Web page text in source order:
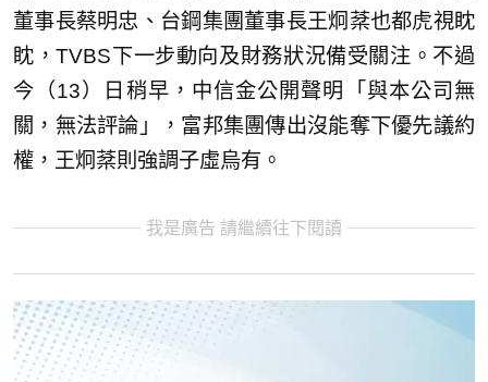
董事長蔡明忠、台鋼集團董事長王炯棻也都虎視眈
眈，TVBS下一步動向及財務狀況備受關注。不過
今（13）日稍早，中信金公開聲明「與本公司無
關，無法評論」，富邦集團傳出沒能奪下優先議約
權，王炯棻則強調子虛烏有。
我是廣告 請繼續往下閱讀